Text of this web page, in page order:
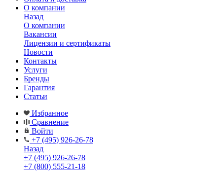
О компании
Назад
О компании
Вакансии
Лицензии и сертификаты
Новости
Контакты
Услуги
Бренды
Гарантия
Статьи
Избранное
Сравнение
Войти
+7 (495) 926-26-78
Назад
+7 (495) 926-26-78
+7 (800) 555-21-18